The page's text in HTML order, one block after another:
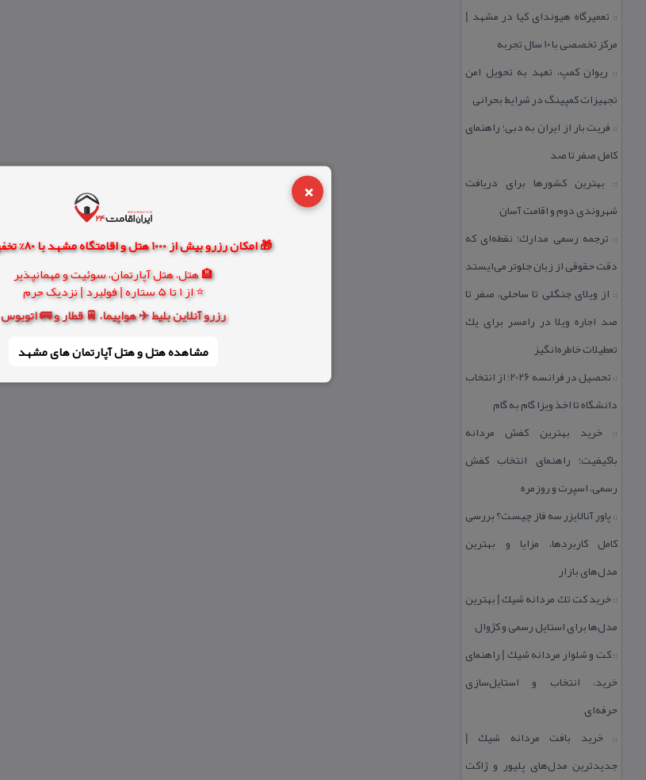
×
🎁 امکان رزرو بیش از 1000 هتل و اقامتگاه مشهد با 80% تخفیف واقعی
🏨 هتل، هتل آپارتمان، سوئیت و مهمانپذیر
⭐ از 1 تا 5 ستاره | فولبرد | نزدیک حرم
رزرو آنلاین بلیط ✈️ هواپیما، 🚆 قطار و 🚌 اتوبوس
مشاهده هتل و هتل‌ آپارتمان های مشهد
:: تعمیرگاه هیوندای كیا در مشهد |
مركز تخصصی با ۱۰ سال تجربه
:: ریوان كمپ، تعهد به تحویل امن
تجهیزات كمپینگ در شرایط بحرانی
:: فریت بار از ایران به دبی؛ راهنمای
كامل صفر تا صد
:: بهترین كشورها برای دریافت
شهروندی دوم و اقامت آسان
:: ترجمه رسمی مدارك؛ نقطه‌ای كه
دقت حقوقی از زبان جلوتر می‌ایستد
:: از ویلای جنگلی تا ساحلی، صفر تا
صد اجاره ویلا در رامسر برای یك
تعطیلات خاطره‌انگیز
::
تحصیل در فرانسه 2026؛ از انتخاب
دانشگاه تا اخذ ویزا گام به گام
::خرید بهترین كفش مردانه
باكیفیت؛ راهنمای انتخاب كفش
رسمی، اسپرت و روزمره
:: پاور آنالایزر سه فاز چیست؟ بررسی
كامل كاربردها، مزایا و بهترین
مدل‌های بازار
::خرید كت تك مردانه شیك | بهترین
مدل‌ها برای استایل رسمی و كژوال
::كت و شلوار مردانه شیك | راهنمای
خرید، انتخاب و استایل‌سازی
حرفه‌ای
::خرید بافت مردانه شیك |
جدیدترین مدل‌های پلیور و ژاكت